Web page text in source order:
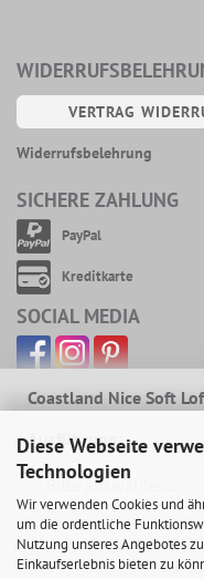
Diese Webseite
Technologien
Wir verwenden Cookies und
um die ordentliche
Nutzung unseres Angebotes
Einkaufserlebnis bieten zu
Coastland Nice Soft
Ausführung:
VERTRAG
Widerrufsbelehrung
SICHERE ZAHLUNG
PayPal
Kreditkarte
SOCIAL MEDIA